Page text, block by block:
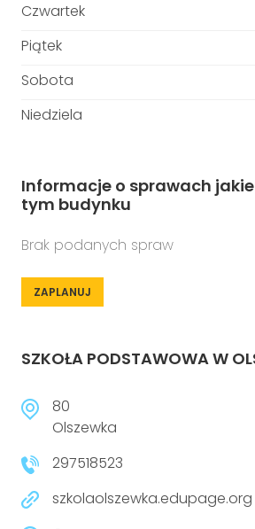
Czwartek
Piątek
Sobota
Niedziela
Informacje o sprawach jakie
tym budynku
Brak podanych spraw
ZAPLANUJ
SZKOŁA PODSTAWOWA W
80
Olszewka
297518523
szkolaolszewka.edupage.org